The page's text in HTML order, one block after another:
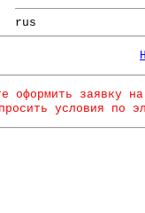
rus
оформить заявку
условия по